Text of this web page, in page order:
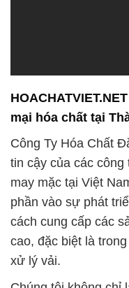
Công Ty Hóa Chất
tin cậy của các
may mặc tại Việt
phần vào sự phát
cách cung cấp các
cao, đặc biệt là
xử lý vải.
Chúng tôi không chỉ
còn là đối tác đồng
phát triển bền vững
không ngừng nâng
phẩm để đáp ứng